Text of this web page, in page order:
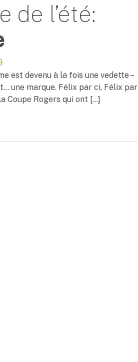
de l’été:
est devenu à la fois une vedette –
une marque. Félix par ci, Félix par
Coupe Rogers qui ont […]